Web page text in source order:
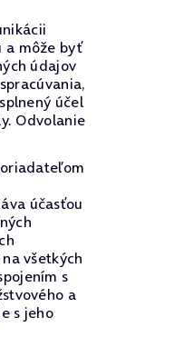
a môže byť
údajov
účel
Odvolanie
účasťou
všetkých
s
a
s jeho